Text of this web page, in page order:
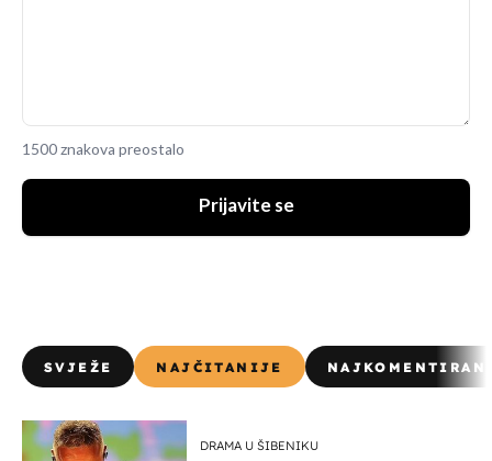
1500 znakova preostalo
Prijavite se
SVJEŽE NAJČITANIJE
DRAMA U ŠIBENIKU